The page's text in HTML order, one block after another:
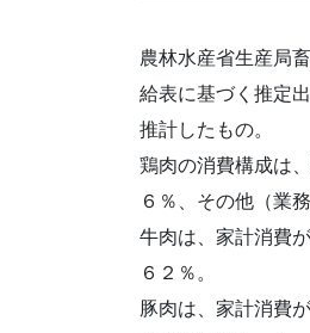
農林水産省生産局
給表に基づく推定
推計したもの。
鶏肉の消費構成は
６％、その他（業
牛肉は、家計消費
６２％。
豚肉は、家計消費